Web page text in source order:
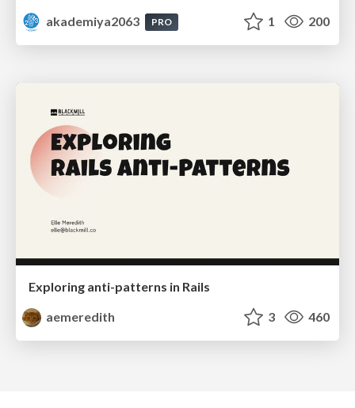
akademiya2063
PRO 1 200
Exploring anti-patterns in Rails
aemeredith
3 460